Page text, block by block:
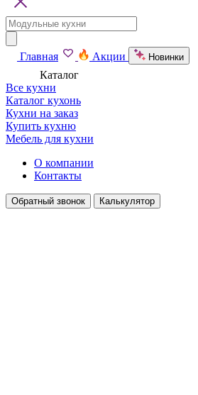
Главная Акции Новинки
Каталог
Все кухни
Каталог кухонь
Кухни на заказ
Купить кухню
Мебель для кухни
О компании
Контакты
Обратный звонок Калькулятор